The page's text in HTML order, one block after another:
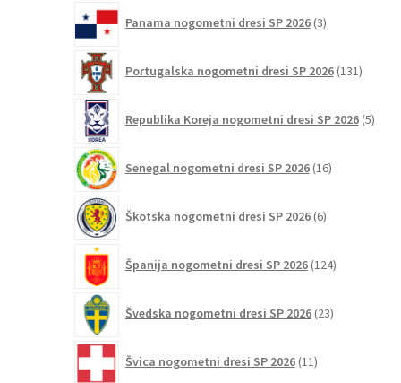
Panama nogometni dresi SP 2026 3izdelki
Portugalska nogometni dresi SP 2026 131
Republika Koreja nogometni dresi SP 2026 5
Senegal nogometni dresi SP 2026 16izdelkov
Škotska nogometni dresi SP 2026 6izdelkov
Španija nogometni dresi SP 2026 124izdelkov
Švedska nogometni dresi SP 2026 23izdelkov
Švica nogometni dresi SP 2026 11izdelkov